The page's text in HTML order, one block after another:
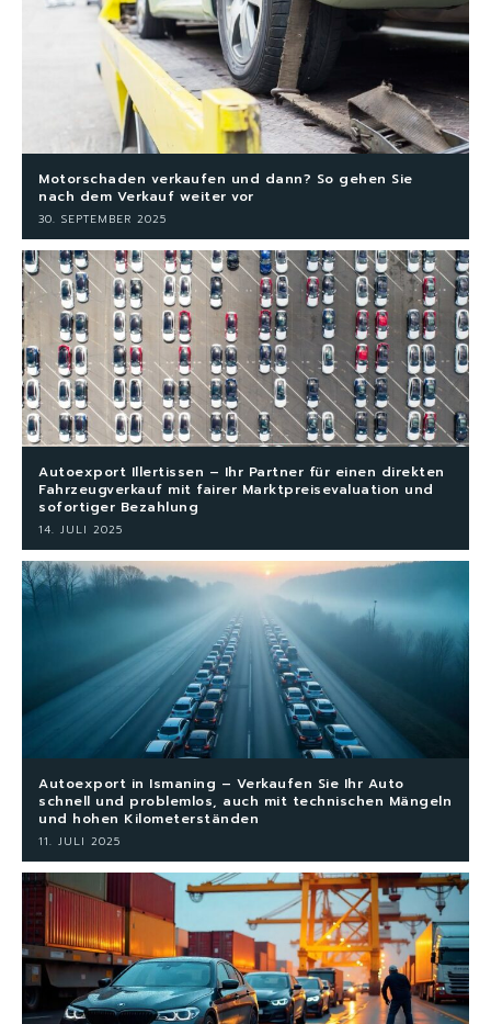
Motorschaden verkaufen und dann? So gehen Sie
nach dem Verkauf weiter vor
30. SEPTEMBER 2025
Autoexport Illertissen – Ihr Partner für einen direkten
Fahrzeugverkauf mit fairer Marktpreisevaluation und
sofortiger Bezahlung
14. JULI 2025
Autoexport in Ismaning – Verkaufen Sie Ihr Auto
schnell und problemlos, auch mit technischen Mängeln
und hohen Kilometerständen
11. JULI 2025